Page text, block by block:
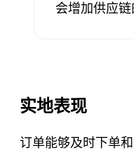
会增加供应
实地表现
订单能够及时下单